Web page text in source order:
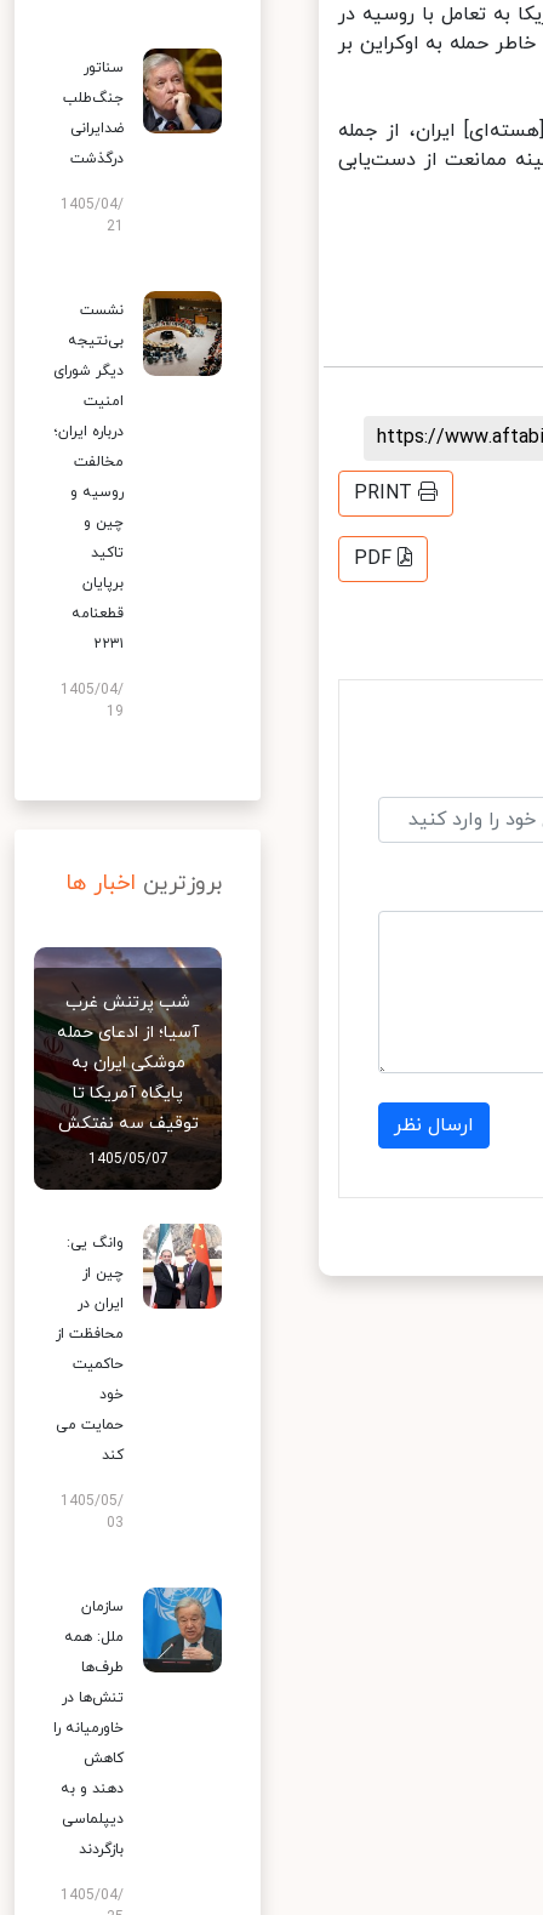
به تعامل با روسیه در
حمله به اوکراین بر
ایران، از جمله
ممانعت از دست‌یابی
https://
PRINT
PDF
ارسال نظر
سناتور
جنگ‌طلب
ضدایرانی
درگذشت
1405/04/
نشست
بی‌نتیجه
دیگر شورای
امنیت
درباره ایران؛
مخالفت
روسیه و
چین و
تاکید
برپایان
قطعنامه
۲۲۳۱
1405/04/
19
بروزترین اخبار ها
شب پرتنش غرب
آسیا؛ از ادعای حمله
موشکی ایران به
پایگاه آمریکا تا
توقیف سه نفتکش
1405/05/07
وانگ یی:
چین از
ایران در
محافظت از
حاکمیت
خود
حمایت می
کند
1405/05/
03
سازمان
ملل: همه
طرف‌ها
تنش‌ها در
خاورمیانه را
کاهش
دهند و به
دیپلماسی
بازگردند
1405/04/